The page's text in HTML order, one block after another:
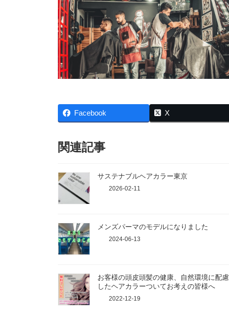
Facebook X
関連記事
サステナブルヘアカラー東京
2026-02-11
メンズパーマのモデルになりました
2024-06-13
お客様の頭皮頭髪の健康、自然環境に配慮
したヘアカラーついてお考えの皆様へ
2022-12-19